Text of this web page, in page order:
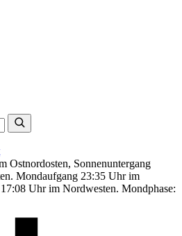
Ostnordosten, Sonnenuntergang
Mondaufgang 23:35 Uhr im
Uhr im Nordwesten. Mondphase: